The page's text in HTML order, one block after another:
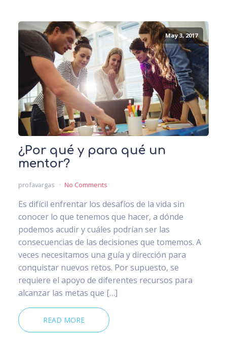
May 3, 2017
¿Por qué y para qué un
mentor?
profavargas No Comments
Es difícil enfrentar los desafíos de la vida sin
conocer lo que tenemos que hacer, a dónde
podemos acudir y cuáles podrían ser las
consecuencias de las decisiones que tomemos. A
veces necesitamos una guía y dirección para
conquistar nuevos retos. Por supuesto, se
requiere el apoyo de diferentes recursos para
alcanzar las metas que […]
READ MORE